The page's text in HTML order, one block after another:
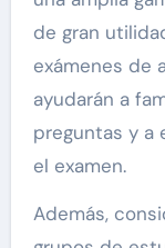
de gran
exámenes de
ayudarán a
preguntas y a
el examen.
Además,